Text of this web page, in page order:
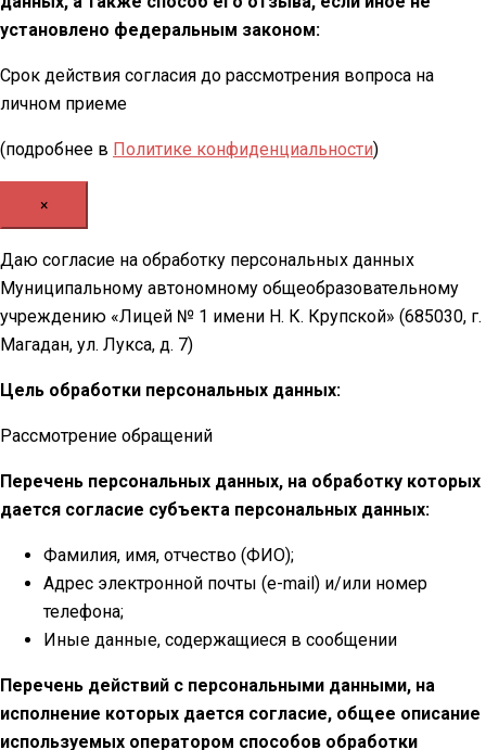
установлено федеральным законом:
Срок действия согласия до рассмотрения вопроса на
личном приеме
(подробнее в Политике конфиденциальности)
×
Даю согласие на обработку персональных данных
Муниципальному автономному общеобразовательному
учреждению «Лицей № 1 имени Н. К. Крупской» (685030, г.
Магадан, ул. Лукса, д. 7)
Цель обработки персональных данных:
Рассмотрение обращений
Перечень персональных данных, на обработку которых
дается согласие субъекта персональных данных:
Фамилия, имя, отчество (ФИО);
Адрес электронной почты (e-mail) и/или номер
телефона;
Иные данные, содержащиеся в сообщении
Перечень действий с персональными данными, на
исполнение которых дается согласие, общее описание
используемых оператором способов обработки